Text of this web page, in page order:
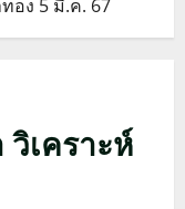
อง 5 มี.ค. 67
เคราะห์